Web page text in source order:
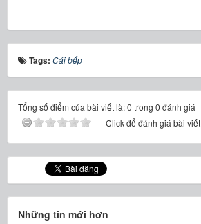
Tags: Cái bếp
Tổng số điểm của bài viết là: 0 trong 0 đánh giá
Click để đánh giá bài viết
Những tin mới hơn